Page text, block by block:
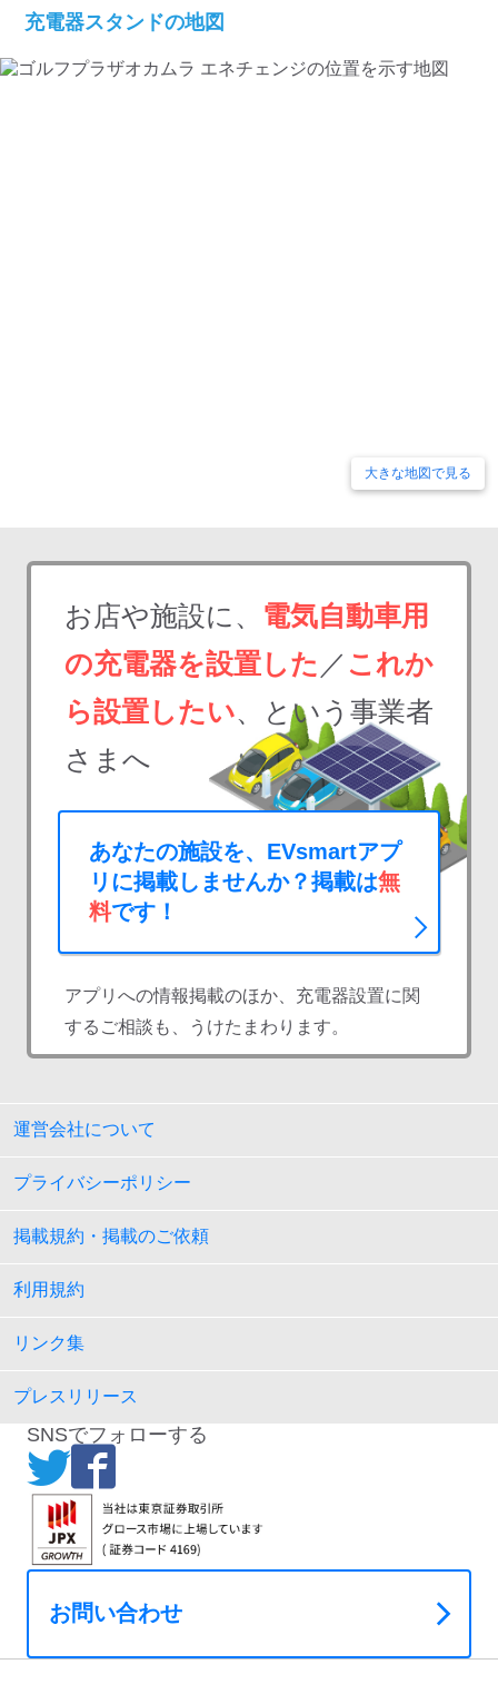
充電器スタンドの地図
大きな地図で見る
お店や施設に、 電気自動車用
の充電器を設置した ／ これか
ら設置したい、という事業者
さまへ
あなたの施設を、EVsmartアプ
リに掲載しませんか？掲載は無
料です！
アプリへの情報掲載のほか、充電器設置に関
するご相談も、うけたまわります。
運営会社について
プライバシーポリシー
掲載規約・掲載のご依頼
利用規約
リンク集
プレスリリース
SNSでフォローする
お問い合わせ